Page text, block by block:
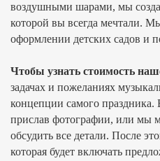
воздушными шарами, мы
которой вы всегда мечтали.
оформлении детских садов и
Чтобы узнать стоимость
задачах и пожеланиях
концепции самого праздника.
прислав фотографии, или мы
обсудить все детали. После
которая будет включать